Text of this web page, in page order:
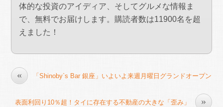
体的な投資のアイディア、そしてグルメな情報ま
で、無料でお届けします。購読者数は11900名を超
えました！
« 「Shinoby`s Bar 銀座」いよいよ来週月曜日グランドオープン
»
表面利回り10％超！タイに存在する不動産の大きな「歪み」